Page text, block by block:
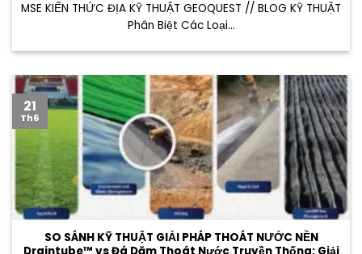
MSE KIẾN THỨC ĐỊA KỸ THUẬT GEOQUEST // BLOG KỸ THUẬT
Phân Biệt Các Loại...
SO SÁNH KỸ THUẬT GIẢI PHÁP THOÁT NƯỚC NỀN
Draintube™ vs Đá Dăm Thoát Nước Truyền Thống: Giải
21
Th6